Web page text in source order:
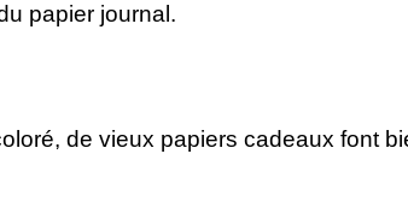
papier journal.
de vieux papiers cadeaux font